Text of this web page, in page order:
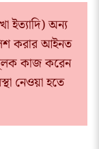
ইত্যাদি) অন্য
করার আইনত
কাজ করেন
নেওয়া হতে